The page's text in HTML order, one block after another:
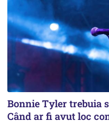
Bonnie Tyler trebuia
Când ar fi avut loc